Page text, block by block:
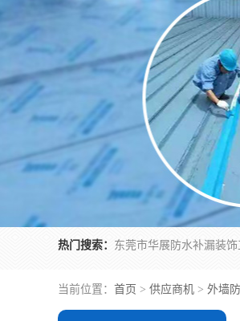
热门搜索：
当前位置： 首页 > 供应商机 > 外墙